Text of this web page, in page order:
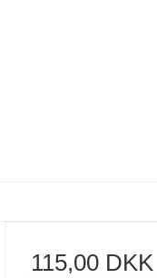
115,00 DKK